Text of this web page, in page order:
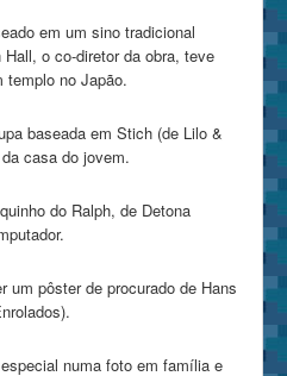
em um sino tradicional
o co-diretor da obra, teve
templo no Japão.
baseada em Stich (de Lilo &
casa do jovem.
do Ralph, de Detona
um pôster de procurado de Hans
numa foto em família e